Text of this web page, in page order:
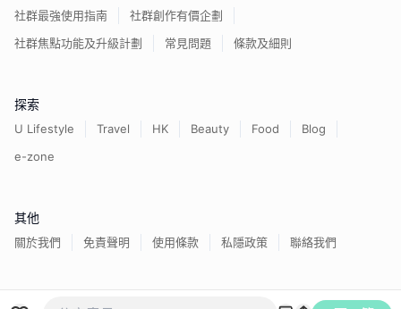
社群最強使用指南
社群創作有價企劃
社群焦點功能及升級計劃
常見問題 條款及細則
探索
U Lifestyle Travel HK Beauty Food
Blog
e-zone
其他
關於我們 免責聲明 使用條款 私隱政策 聯絡我們